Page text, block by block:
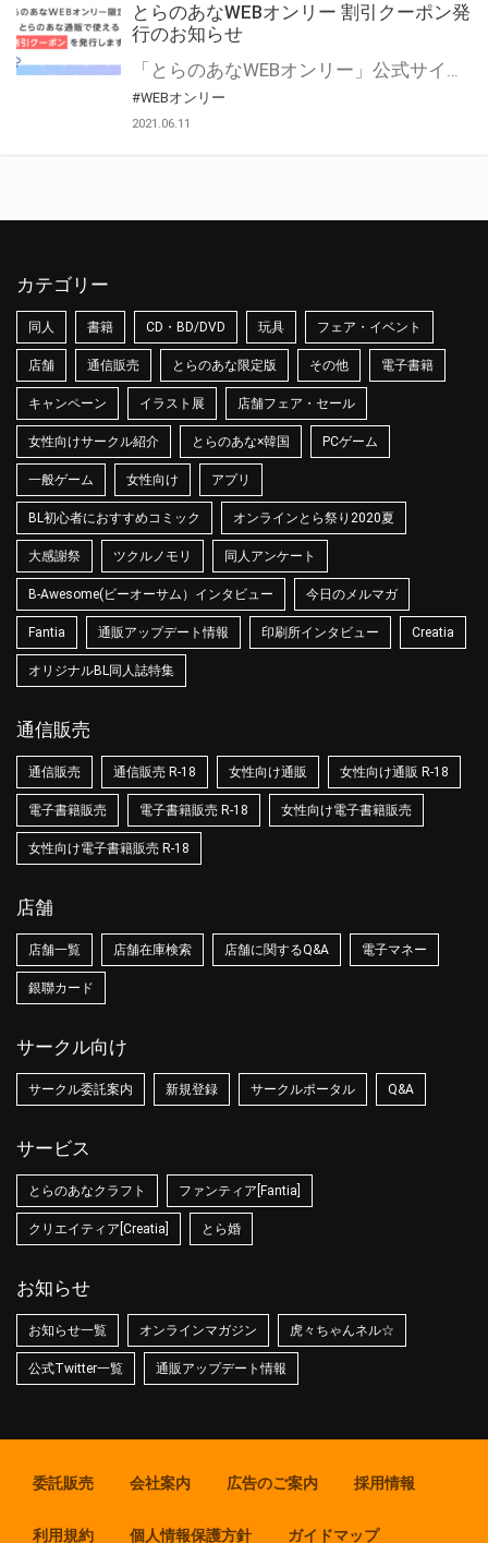
とらのあなWEBオンリー 割引クーポン発
行のお知らせ
「とらのあなWEBオンリー」公式サイトでとらのあな通販の「割引クーポン」を配布中！ イベントごとに開催当日限定で使える割引クーポンのシリアルコードを発行します。 とらのあなWEBオンリーのページをチェックして、イベント当日にお得にお買い物を楽しみましょう♪ ※本キャンペーンは予告なく終了する場合がございます。 とらのあなWEBオンリーサイトはこちら
#WEBオンリー
2021.06.11
カテゴリー
同人 書籍 CD・BD/DVD 玩具 フェア・イベント
店舗 通信販売 とらのあな限定版 その他 電子書籍
キャンペーン イラスト展 店舗フェア・セール
女性向けサークル紹介 とらのあな×韓国 PCゲーム
一般ゲーム 女性向け アプリ
BL初心者におすすめコミック オンラインとら祭り2020夏
大感謝祭 ツクルノモリ 同人アンケート
B-Awesome(ビーオーサム）インタビュー 今日のメルマガ
Fantia 通販アップデート情報 印刷所インタビュー Creatia
オリジナルBL同人誌特集
通信販売
通信販売 通信販売 R-18 女性向け通販 女性向け通販 R-18
電子書籍販売 電子書籍販売 R-18 女性向け電子書籍販売
女性向け電子書籍販売 R-18
店舗
店舗一覧 店舗在庫検索 店舗に関するQ&A 電子マネー
銀聯カード
サークル向け
サークル委託案内 新規登録 サークルポータル Q&A
サービス
とらのあなクラフト ファンティア[Fantia]
クリエイティア[Creatia] とら婚
お知らせ
お知らせ一覧 オンラインマガジン 虎々ちゃんネル☆
公式Twitter一覧 通販アップデート情報
委託販売 会社案内 広告のご案内 採用情報
利用規約 個人情報保護方針 ガイドマップ